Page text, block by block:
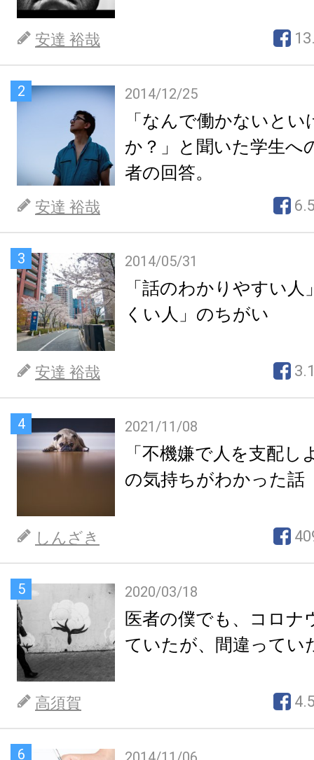
安達 裕哉
2 2014/12/25
「なんで働かないと
か？」と聞いた学生へ
者の回答。
安達 裕哉
3 2014/05/31
「話のわかりやすい
くい人」のちがい
安達 裕哉
4 2021/11/08
「不機嫌で人を支配し
の気持ちがわかった話
しんざき
5 2020/03/18
医者の僕でも、コロナ
ていたが、間違ってい
高須賀
6